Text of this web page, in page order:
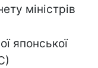
міністрів
японської